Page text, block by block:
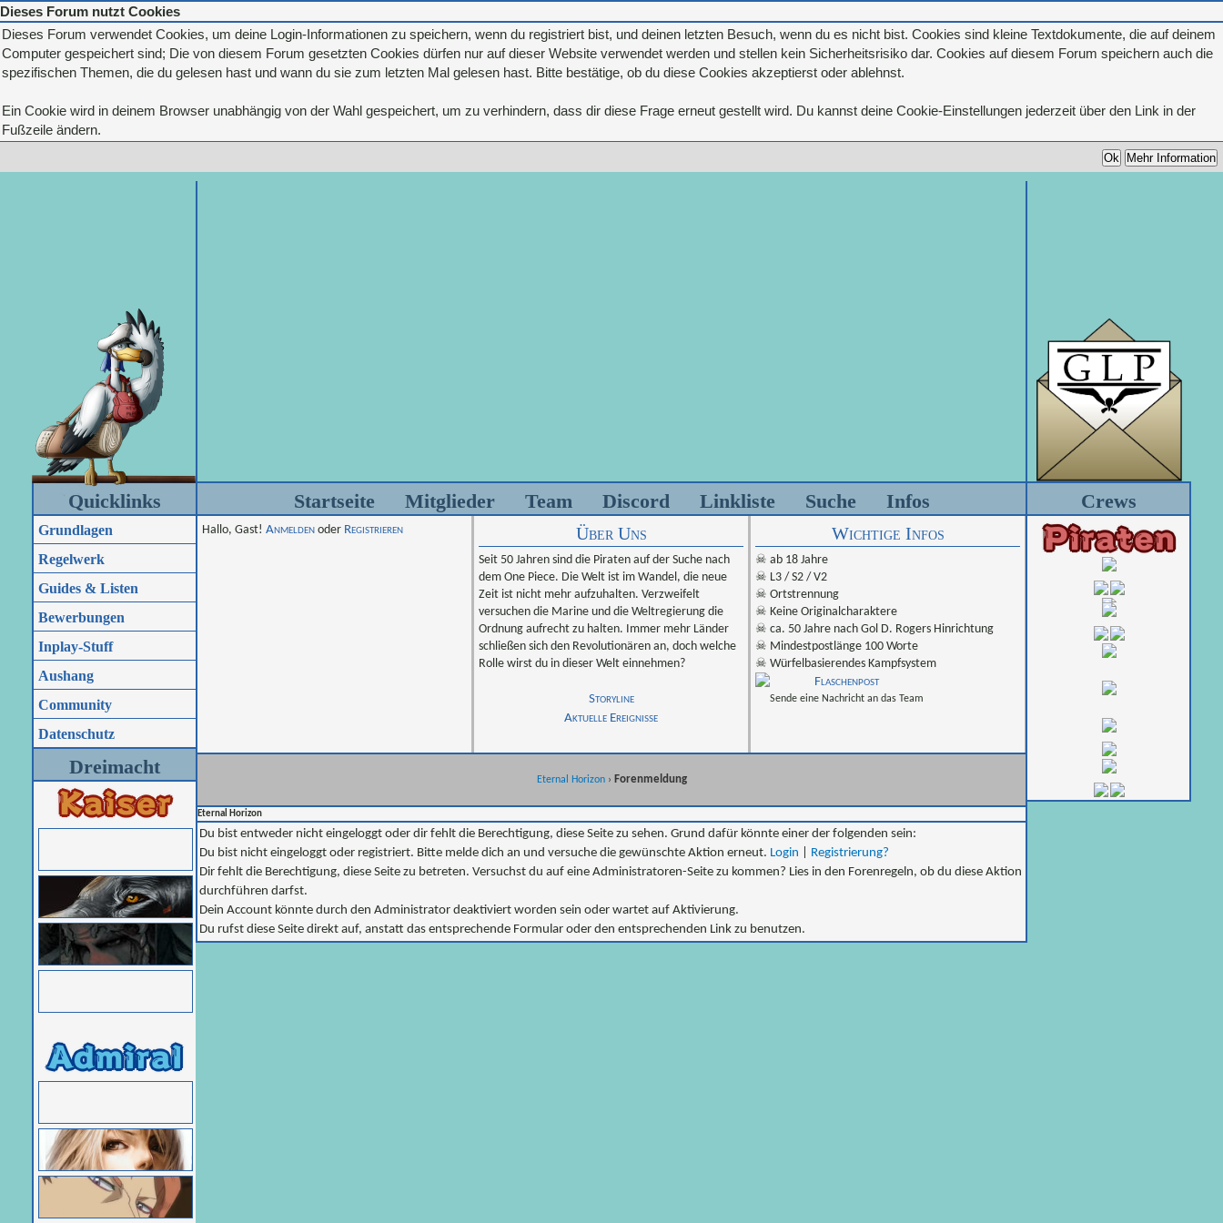
Dieses Forum nutzt Cookies
Dieses Forum verwendet Cookies, um deine Login-Informationen zu speichern, wenn du registriert bist, und deinen letzten Besuch, wenn du es nicht bist. Cookies sind kleine Textdokumente, die auf deinem
Computer gespeichert sind; Die von diesem Forum gesetzten Cookies dürfen nur auf dieser Website verwendet werden und stellen kein Sicherheitsrisiko dar. Cookies auf diesem Forum speichern auch die
spezifischen Themen, die du gelesen hast und wann du sie zum letzten Mal gelesen hast. Bitte bestätige, ob du diese Cookies akzeptierst oder ablehnst.
Ein Cookie wird in deinem Browser unabhängig von der Wahl gespeichert, um zu verhindern, dass dir diese Frage erneut gestellt wird. Du kannst deine Cookie-Einstellungen jederzeit über den Link in der
Fußzeile ändern.
Quicklinks
Grundlagen
Regelwerk
Guides & Listen
Bewerbungen
Inplay-Stuff
Aushang
Community
Datenschutz
Dreimacht
Crews
Startseite Mitglieder Team Discord Linkliste Suche Infos
Hallo, Gast! Anmelden oder Registrieren Über Uns
Seit 50 Jahren sind die Piraten auf der Suche nach
dem One Piece. Die Welt ist im Wandel, die neue
Zeit ist nicht mehr aufzuhalten. Verzweifelt
versuchen die Marine und die Weltregierung die
Ordnung aufrecht zu halten. Immer mehr Länder
schließen sich den Revolutionären an, doch welche
Rolle wirst du in dieser Welt einnehmen?
Storyline
Aktuelle Ereignisse
Wichtige Infos
☠ ab 18 Jahre
☠ L3 / S2 / V2
☠ Ortstrennung
☠ Keine Originalcharaktere
☠ ca. 50 Jahre nach Gol D. Rogers Hinrichtung
☠ Mindestpostlänge 100 Worte
☠ Würfelbasierendes Kampfsystem
Flaschenpost
Sende eine Nachricht an das Team
Eternal Horizon › Forenmeldung
Eternal Horizon
Du bist entweder nicht eingeloggt oder dir fehlt die Berechtigung, diese Seite zu sehen. Grund dafür könnte einer der folgenden sein:
Du bist nicht eingeloggt oder registriert. Bitte melde dich an und versuche die gewünschte Aktion erneut. Login
Registrierung?
Dir fehlt die Berechtigung, diese Seite zu betreten. Versuchst du auf eine Administratoren-Seite zu kommen? Lies in den Forenregeln, ob du diese Aktion
durchführen darfst.
Dein Account könnte durch den Administrator deaktiviert worden sein oder wartet auf Aktivierung.
Du rufst diese Seite direkt auf, anstatt das entsprechende Formular oder den entsprechenden Link zu benutzen.